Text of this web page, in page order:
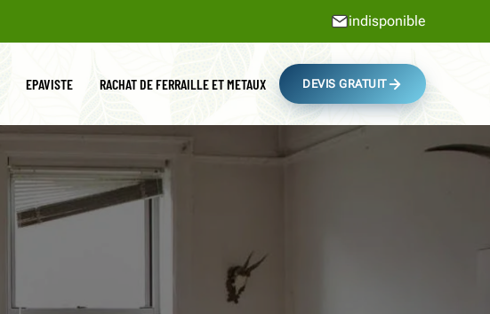
indisponible
EPAVISTE RACHAT DE FERRAILLE ET METAUX DEVIS GRATUIT